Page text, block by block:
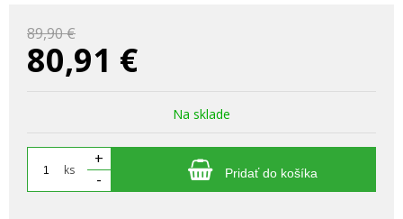
89,90 €
80,91 €
Na sklade
ks
+
-
Pridať do košíka